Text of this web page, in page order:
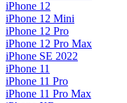
iPhone 12
iPhone 12 Mini
iPhone 12 Pro
iPhone 12 Pro Max
iPhone SE 2022
iPhone 11
iPhone 11 Pro
iPhone 11 Pro Max